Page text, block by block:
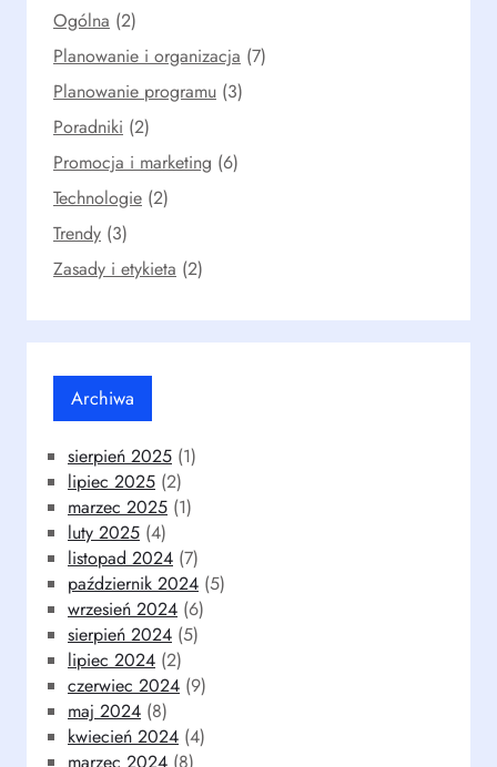
Ogólna (2)
Planowanie i organizacja (7)
Planowanie programu (3)
Poradniki (2)
Promocja i marketing (6)
Technologie (2)
Trendy (3)
Zasady i etykieta (2)
Archiwa
sierpień 2025 (1)
lipiec 2025 (2)
marzec 2025 (1)
luty 2025 (4)
listopad 2024 (7)
październik 2024 (5)
wrzesień 2024 (6)
sierpień 2024 (5)
lipiec 2024 (2)
czerwiec 2024 (9)
maj 2024 (8)
kwiecień 2024 (4)